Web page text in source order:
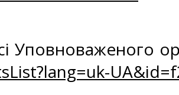
Уповноваженого